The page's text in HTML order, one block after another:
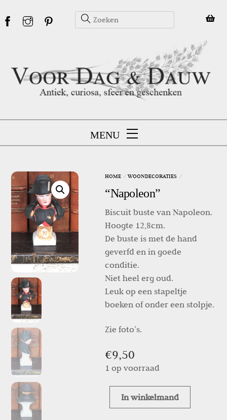
to
MENU
HOME WOONDECORATIES
“Napoleon”
Biscuit buste van Napoleon.
Hoogte 12,8cm.
De buste is met de hand
geverfd en in goede
conditie.
Niet heel erg oud.
Leuk op een stapeltje
boeken of onder een stolpje.
Zie foto’s.
€9,50
1 op voorraad
"Napoleon"
In winkelmand